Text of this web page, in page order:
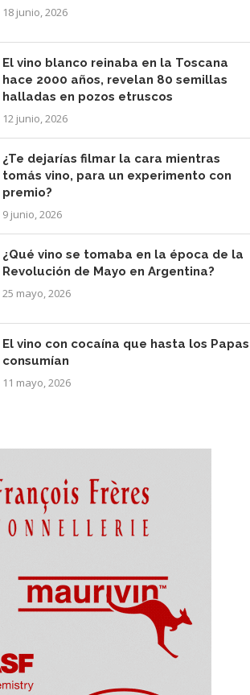
18 junio, 2026
El vino blanco reinaba en la Toscana
hace 2000 años, revelan 80 semillas
halladas en pozos etruscos
12 junio, 2026
¿Te dejarías filmar la cara mientras
tomás vino, para un experimento con
premio?
9 junio, 2026
¿Qué vino se tomaba en la época de la
Revolución de Mayo en Argentina?
25 mayo, 2026
El vino con cocaína que hasta los Papas
consumían
11 mayo, 2026